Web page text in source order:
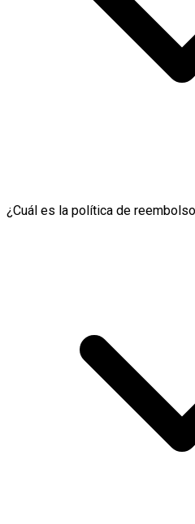
¿Cuál es la política de